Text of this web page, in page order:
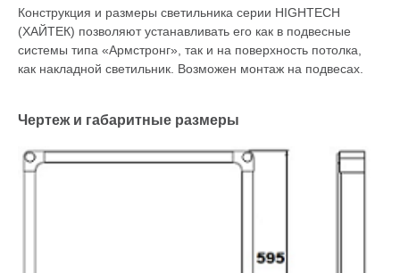
Конструкция и размеры светильника серии HIGHTECH
(ХАЙТЕК) позволяют устанавливать его как в подвесные
системы типа «Армстронг», так и на поверхность потолка,
как накладной светильник. Возможен монтаж на подвесах.
Чертеж и габаритные размеры